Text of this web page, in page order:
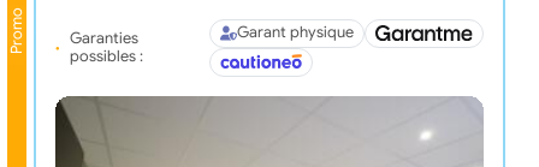
Promo
Garanties
possibles :
Garant physique